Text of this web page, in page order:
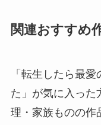
関連おすすめ
「転生したら最
た」が気に入った
理・家族ものの作